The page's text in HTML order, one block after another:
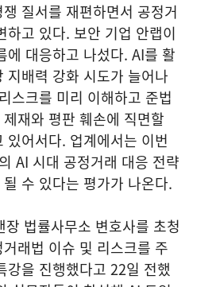
질서를 재편하면서 공정거
하고 있다. 보안 기업 안랩이
에 대응하고 나섰다. AI를 활
지배력 강화 시도가 늘어나
스크를 미리 이해하고 준법
재와 평판 훼손에 직면할
있어서다. 업계에서는 이번
AI 시대 공정거래 대응 전략
수 있다는 평가가 나온다.
법률사무소 변호사를 초청
래법 이슈 및 리스크를 주
강을 진행했다고 22일 전했